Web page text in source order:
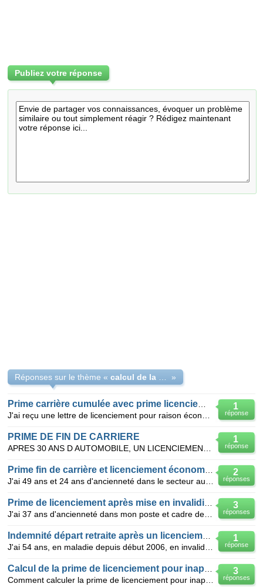
Publiez votre réponse
Réponses sur le thème « »
1
réponse
1
réponse
PRIME DE FIN DE CARRIERE
2
réponses
3
réponses
1
réponse
3
réponses